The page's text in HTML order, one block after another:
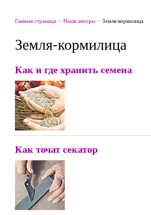
Главная страница Наши авторы Земля-кормилица
Земля-кормилица
Как и где хранить семена
Как точат секатор